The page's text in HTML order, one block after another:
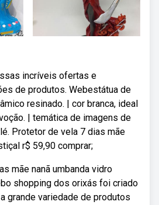
incríveis ofertas e
de produtos. Webestátua de
resinado. | cor branca, ideal
| temática de imagens de
Protetor de vela 7 dias mãe
r$ 59,90 comprar;
mãe nanã umbanda vidro
shopping dos orixás foi criado
grande variedade de produtos